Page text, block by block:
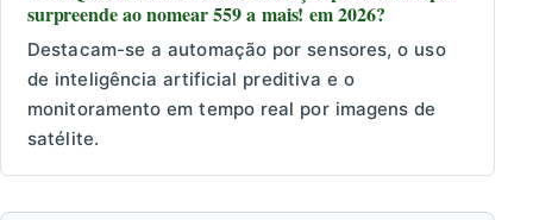
surpreende ao nomear 559 a mais! em 2026?
Destacam-se a automação por sensores, o uso
de inteligência artificial preditiva e o
monitoramento em tempo real por imagens de
satélite.